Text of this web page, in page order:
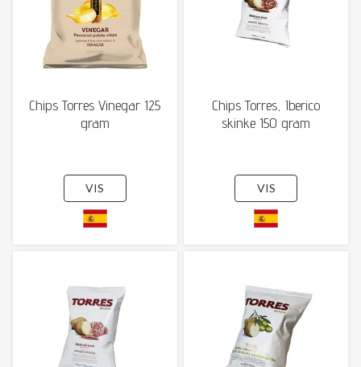
Chips Torres Vinegar 125
gram
VIS
Chips Torres, Iberico
skinke 150 gram
VIS